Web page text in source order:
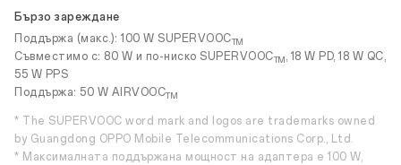
Бързо зареждане
Поддържа (макс.): 100 W SUPERVOOCTM
Съвместимо с: 80 W и по-ниско SUPERVOOCTM, 18 W PD, 18 W QC,
55 W PPS
Поддържа: 50 W AIRVOOCTM
* The SUPERVOOC word mark and logos are trademarks owned
by Guangdong OPPO Mobile Telecommunications Corp., Ltd.
* Максималната поддържана мощност на адаптера е 100 W,